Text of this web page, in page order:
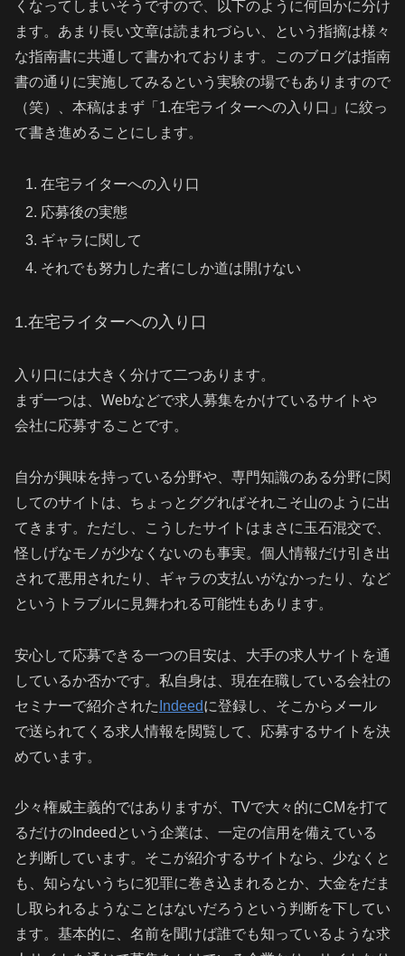
くなってしまいそうですので、以下のように何回かに分け
ます。あまり長い文章は読まれづらい、という指摘は様々
な指南書に共通して書かれております。このブログは指南
書の通りに実施してみるという実験の場でもありますので
（笑）、本稿はまず「1.在宅ライターへの入り口」に絞っ
て書き進めることにします。
在宅ライターへの入り口
応募後の実態
ギャラに関して
それでも努力した者にしか道は開けない
1.在宅ライターへの入り口
入り口には大きく分けて二つあります。
まず一つは、Webなどで求人募集をかけているサイトや
会社に応募することです。
自分が興味を持っている分野や、専門知識のある分野に関
してのサイトは、ちょっとググればそれこそ山のように出
てきます。ただし、こうしたサイトはまさに玉石混交で、
怪しげなモノが少なくないのも事実。個人情報だけ引き出
されて悪用されたり、ギャラの支払いがなかったり、など
というトラブルに見舞われる可能性もあります。
安心して応募できる一つの目安は、大手の求人サイトを通
しているか否かです。私自身は、現在在職している会社の
セミナーで紹介された Indeedに登録し、そこからメール
で送られてくる求人情報を閲覧して、応募するサイトを決
めています。
少々権威主義的ではありますが、TVで大々的にCMを打て
るだけのIndeedという企業は、一定の信用を備えている
と判断しています。そこが紹介するサイトなら、少なくと
も、知らないうちに犯罪に巻き込まれるとか、大金をだま
し取られるようなことはないだろうという判断を下してい
ます。基本的に、名前を聞けば誰でも知っているような求